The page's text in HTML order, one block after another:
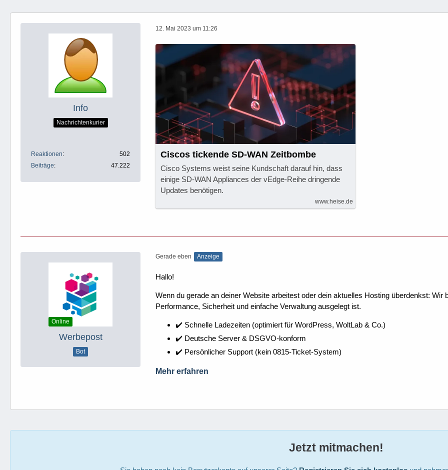
Info
Nachrichtenkurier
Reaktionen
502
Beiträge
47.222
12. Mai 2023 um 11:26
Ciscos tickende SD-WAN Zeitbombe
Cisco Systems weist seine Kundschaft darauf hin, dass
einige SD-WAN Appliances der vEdge-Reihe dringende
Updates benötigen.
www.heise.de
Online
Werbepost
Bot
Gerade eben Anzeige
Hallo!
Wenn du gerade an deiner Website arbeitest oder dein aktuelles Hosting überdenkst:
Performance, Sicherheit und einfache Verwaltung ausgelegt ist.
✔️ Schnelle Ladezeiten (optimiert für WordPress, WoltLab & Co.)
✔️ Deutsche Server & DSGVO-konform
✔️ Persönlicher Support (kein 0815-Ticket-System)
Mehr erfahren
Jetzt mitmachen!